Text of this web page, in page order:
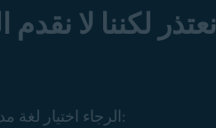
نعتذر لكننا لا نقدم
الرجاء اختيار لغة مدعومة أدناه للمتابعة: